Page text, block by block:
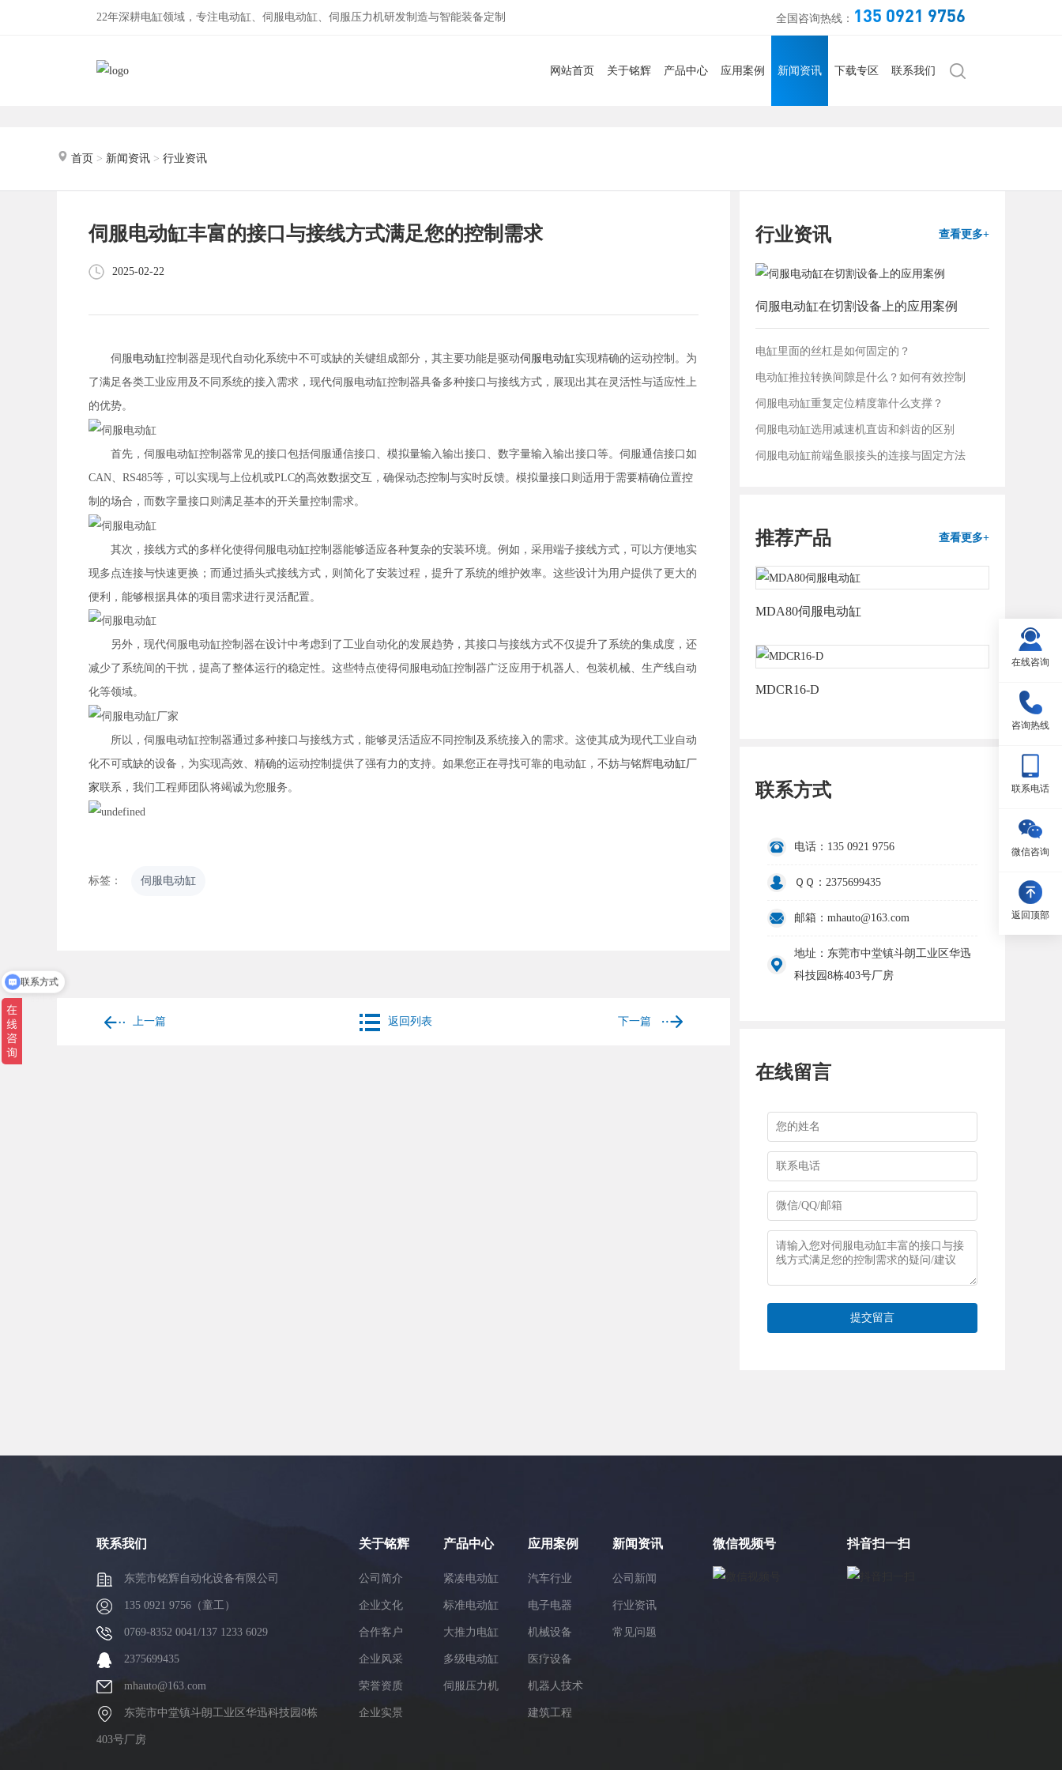
22年深耕电缸领域，专注电动缸、伺服电动缸、伺服压力机研发制造与智能装备定制 全国咨询热线： 135 0921 9756
网站首页 关于铭辉 产品中心 应用案例 新闻资讯 下载专区 联系我们
首页 > 新闻资讯 > 行业资讯
伺服电动缸丰富的接口与接线方式满足您的控制需求
2025-02-22
伺服电动缸控制器是现代自动化系统中不可或缺的关键组成部分，其主要功能是驱动伺服电动缸实现精确的运动控制。为
了满足各类工业应用及不同系统的接入需求，现代伺服电动缸控制器具备多种接口与接线方式，展现出其在灵活性与适应性上
的优势。
首先，伺服电动缸控制器常见的接口包括伺服通信接口、模拟量输入输出接口、数字量输入输出接口等。伺服通信接口如
CAN、RS485等，可以实现与上位机或PLC的高效数据交互，确保动态控制与实时反馈。模拟量接口则适用于需要精确位置控
制的场合，而数字量接口则满足基本的开关量控制需求。
其次，接线方式的多样化使得伺服电动缸控制器能够适应各种复杂的安装环境。例如，采用端子接线方式，可以方便地实
现多点连接与快速更换；而通过插头式接线方式，则简化了安装过程，提升了系统的维护效率。这些设计为用户提供了更大的
便利，能够根据具体的项目需求进行灵活配置。
另外，现代伺服电动缸控制器在设计中考虑到了工业自动化的发展趋势，其接口与接线方式不仅提升了系统的集成度，还
减少了系统间的干扰，提高了整体运行的稳定性。这些特点使得伺服电动缸控制器广泛应用于机器人、包装机械、生产线自动
化等领域。
所以，伺服电动缸控制器通过多种接口与接线方式，能够灵活适应不同控制及系统接入的需求。这使其成为现代工业自动
化不可或缺的设备，为实现高效、精确的运动控制提供了强有力的支持。如果您正在寻找可靠的电动缸，不妨与铭辉电动缸厂
家联系，我们工程师团队将竭诚为您服务。
标签： 伺服电动缸
上一篇 返回列表 下一篇
行业资讯 查看更多+
伺服电动缸在切割设备上的应用案例
电缸里面的丝杠是如何固定的？
电动缸推拉转换间隙是什么？如何有效控制
伺服电动缸重复定位精度靠什么支撑？
伺服电动缸选用减速机直齿和斜齿的区别
伺服电动缸前端鱼眼接头的连接与固定方法
推荐产品 查看更多+
MDA80伺服电动缸
MDCR16-D
联系方式
电话：135 0921 9756
ＱＱ：2375699435
邮箱：mhauto@163.com
地址：东莞市中堂镇斗朗工业区华迅
科技园8栋403号厂房
在线留言
提交留言
联系我们
东莞市铭辉自动化设备有限公司
135 0921 9756（童工）
0769-8352 0041/137 1233 6029
2375699435
mhauto@163.com
东莞市中堂镇斗朗工业区华迅科技园8栋
403号厂房
关于铭辉
公司简介
企业文化
合作客户
企业风采
荣誉资质
企业实景
产品中心
紧凑电动缸
标准电动缸
大推力电缸
多级电动缸
伺服压力机
应用案例
汽车行业
电子电器
机械设备
医疗设备
机器人技术
建筑工程
新闻资讯
公司新闻
行业资讯
常见问题
微信视频号 抖音扫一扫
在线咨询
咨询热线
联系电话
微信咨询
返回顶部
产品中心